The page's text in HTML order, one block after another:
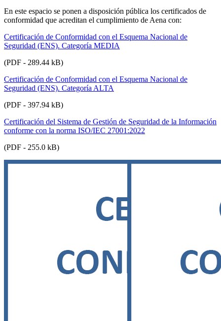
En este espacio se ponen a disposición pública los certificados de
conformidad que acreditan el cumplimiento de Aena con:
Certificación de Conformidad con el Esquema Nacional de
Seguridad (ENS). Categoría MEDIA
(PDF - 289.44 kB)
Certificación de Conformidad con el Esquema Nacional de
Seguridad (ENS). Categoría ALTA
(PDF - 397.94 kB)
Certificación del Sistema de Gestión de Seguridad de la Información
conforme con la norma ISO/IEC 27001:2022
(PDF - 255.0 kB)